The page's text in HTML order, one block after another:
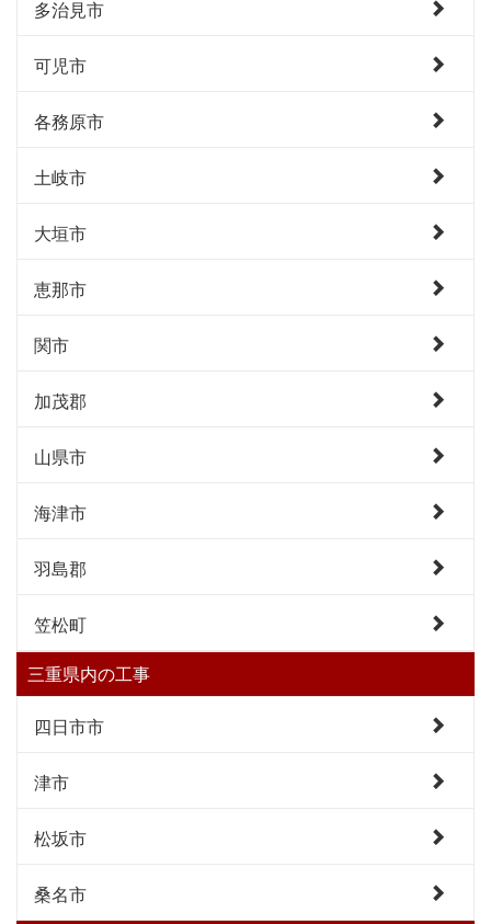
多治見市
可児市
各務原市
土岐市
大垣市
恵那市
関市
加茂郡
山県市
海津市
羽島郡
笠松町
三重県内の工事
四日市市
津市
松坂市
桑名市